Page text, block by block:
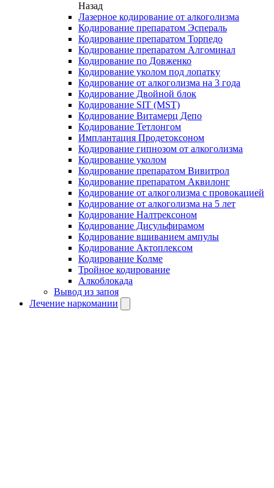
Назад
Лазерное кодирование от алкоголизма
Кодирование препаратом Эспераль
Кодирование препаратом Торпедо
Кодирование препаратом Алгоминал
Кодирование по Довженко
Кодирование уколом под лопатку
Кодирование от алкоголизма на 3 года
Кодирование Двойной блок
Кодирование SIT (MST)
Кодирование Витамерц Депо
Кодирование Тетлонгом
Имплантация Продетоксоном
Кодирование гипнозом от алкоголизма
Кодирование уколом
Кодирование препаратом Вивитрол
Кодирование препаратом Аквилонг
Кодирование от алкоголизма с провокацией
Кодирование от алкоголизма на 5 лет
Кодирование Налтрексоном
Кодирование Дисульфирамом
Кодирование вшиванием ампулы
Кодирование Актоплексом
Кодирование Колме
Тройное кодирование
Алкоблокада
Вывод из запоя
Лечение наркомании